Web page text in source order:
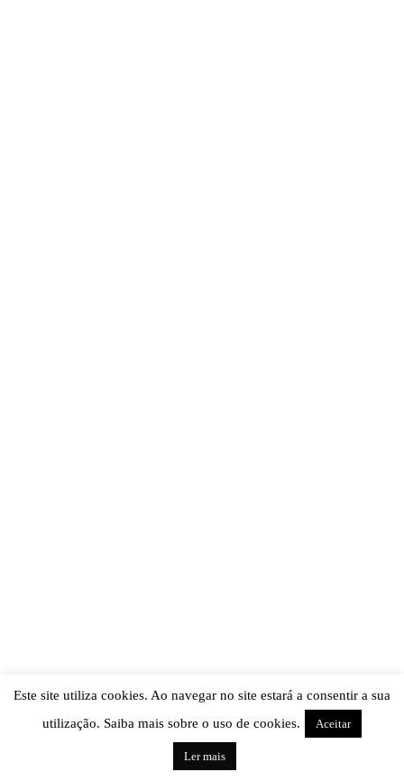
Este site utiliza cookies. Ao navegar no site estará a consentir a sua
utilização. Saiba mais sobre o uso de cookies.
Aceitar
Ler mais